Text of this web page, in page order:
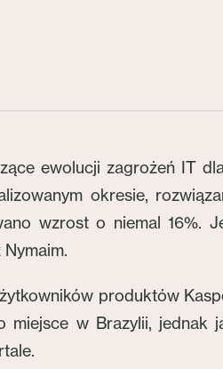
ewolucji zagrożeń IT
okresie,
wzrost o niemal 16%.
produktów
miejsce w Brazylii, jednak